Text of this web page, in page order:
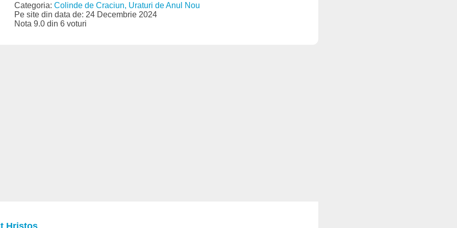
Categoria:Colinde de Craciun, Uraturi de Anul Nou
Pe site din data de: 24 Decembrie 2024
Nota 9.0 din 6 voturi